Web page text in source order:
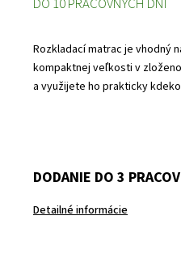
Rozkladací matrac je vhodný
kompaktnej veľkosti v
a využijete ho prakticky
DODANIE DO 3
Detailné informácie
DO 10 PRACOVNÝCH DNI